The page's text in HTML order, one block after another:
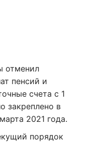
отменил
пенсий и
счета с 1
закреплено в
2021 года.
порядок